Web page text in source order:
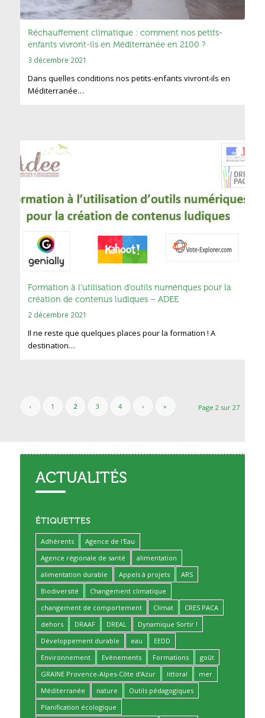
Réchauffement climatique : comment nos petits-
enfants vivront-ils en Méditerranée en 2100 ?
3 décembre 2021
Dans quelles conditions nos petits-enfants vivront-ils en
Méditerranée…
Formation à l’utilisation d’outils numériques pour la
création de contenus ludiques – ADEE
2 décembre 2021
Il ne reste que quelques places pour la formation ! A
destination…
Page 2 sur 27
‹ 1 2 3 4 › »
ACTUALITÉS
ÉTIQUETTES
Adhérents
Agence de l'Eau
Agence régionale de santé
alimentation
alimentation durable
Appels à projets
ARS
Biodiversité
Changement climatique
changement de comportement
Climat
CRES PACA
dehors
DRAAF DREAL
Dynamique Sortir !
Développement durable
eau
EEDD
Environnement
Evènements Formations
goût
GRAINE Provence-Alpes-Côte d'Azur
littoral
mer
Méditerranée
nature
Outils pédagogiques
Planification écologique